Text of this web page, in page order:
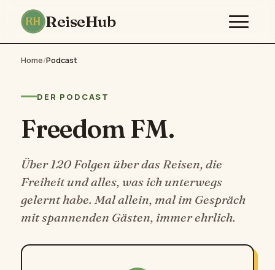
ReiseHub
Home/Podcast
DER PODCAST
Freedom FM.
Über 120 Folgen über das Reisen, die
Freiheit und alles, was ich unterwegs
gelernt habe. Mal allein, mal im Gespräch
mit spannenden Gästen, immer ehrlich.